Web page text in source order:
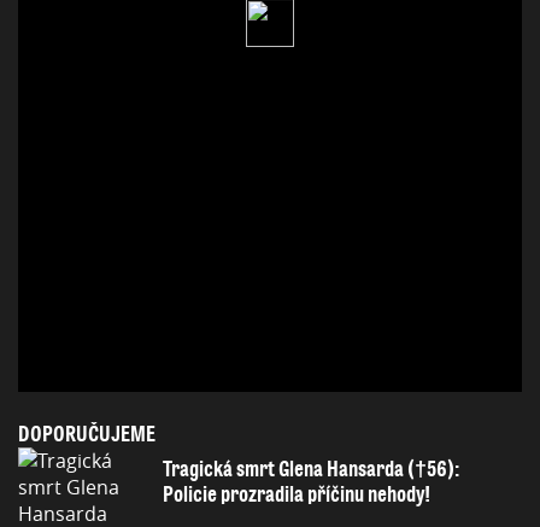
DOPORUČUJEME
Tragická smrt Glena Hansarda (†56):
Policie prozradila příčinu nehody!